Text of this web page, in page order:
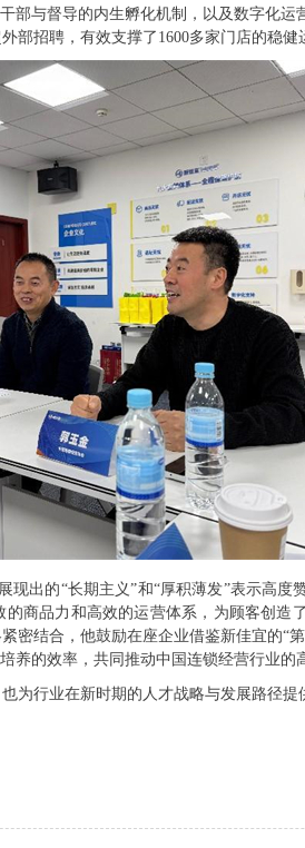
部与督导的内生孵化机制，以及数字化
部招聘，有效支撑了1600多家门店的稳健
现出的“长期主义”和“厚积薄发”表示高度
商品力和高效的运营体系，为顾客创造
密结合，他鼓励在座企业借鉴新佳宜的“
养的效率，共同推动中国连锁经营行业的
为行业在新时期的人才战略与发展路径提